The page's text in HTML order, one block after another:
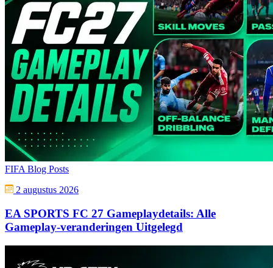
FIFA Blog Posts
2 augustus 2026
EA SPORTS FC 27 Gameplaydetails: Alle
Gameplay-veranderingen Uitgelegd